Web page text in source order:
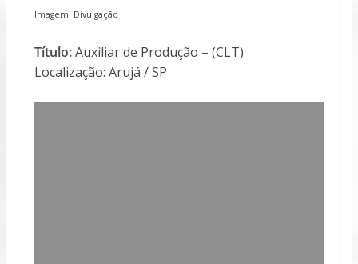
Imagem: Divulgação
Título:Auxiliar de Produção – (CLT)
Localização: Arujá / SP